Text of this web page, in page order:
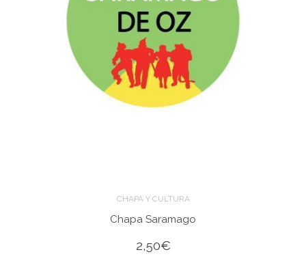
CHAPA Y CULTURA
Chapa Saramago
2,50€